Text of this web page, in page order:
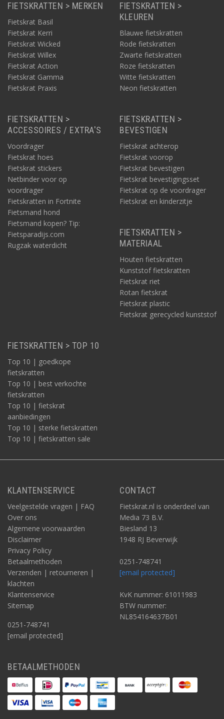
FIETSKRATTEN > MERKEN
Fietskrat Basil
Fietskrat Kerri
Fietskrat Wicked
Fietskrat Willex
Fietskrat Action
Fietskrat Gamma
Fietskrat Praxis
FIETSKRATTEN >
KLEUREN
Blauwe fietskratten
Rode fietskratten
Zwarte fietskratten
Roze fietskratten
Witte fietskratten
Neon fietskratten
FIETSKRATTEN >
ACCESSOIRES / EXTRA'S
Voordrager
Fietskrat hoes
Fietskrat stickers
Netbinder voor op
voordrager
Fietskratten in Fortnite
Fietsmand hond
Fietsmand kopen? Tip:
Fietsparadijs.com
Rugzak waterdicht
FIETSKRATTEN >
BEVESTIGEN
Fietskrat achterop
Fietskrat voorop
Fietskrat bevestigen
Fietskrat bevestigingsset
Fietskrat op de voordrager
Fietskrat en kinderzitje
FIETSKRATTEN >
MATERIAAL
Houten fietskratten
Kunststof fietskratten
Fietskrat riet
Rotan fietskrat
Fietskrat plastic
Fietskrat gerecycled kunststof
FIETSKRATTEN > TOP 10
Top 10 | goedkope
fietskratten
Top 10 | best verkochte
fietskratten
Top 10 | fietskrat
aanbiedingen
Top 10 | sterke fietskratten
Top 10 | fietskratten sale
KLANTENSERVICE
Veelgestelde vragen | FAQ
Over ons
Algemene voorwaarden
Disclaimer
Privacy Policy
Betaalmethoden
Verzenden | retourneren |
klachten
Klantenservice
Sitemap
0251-748741
[email protected]
CONTACT
Fietskrat.nl is onderdeel van
Media 73 B.V.
Biesland 13
1948 RJ Beverwijk
0251-748741
[email protected]
KvK nummer: 61011983
BTW nummer:
NL854164637B01
BETAALMETHODEN